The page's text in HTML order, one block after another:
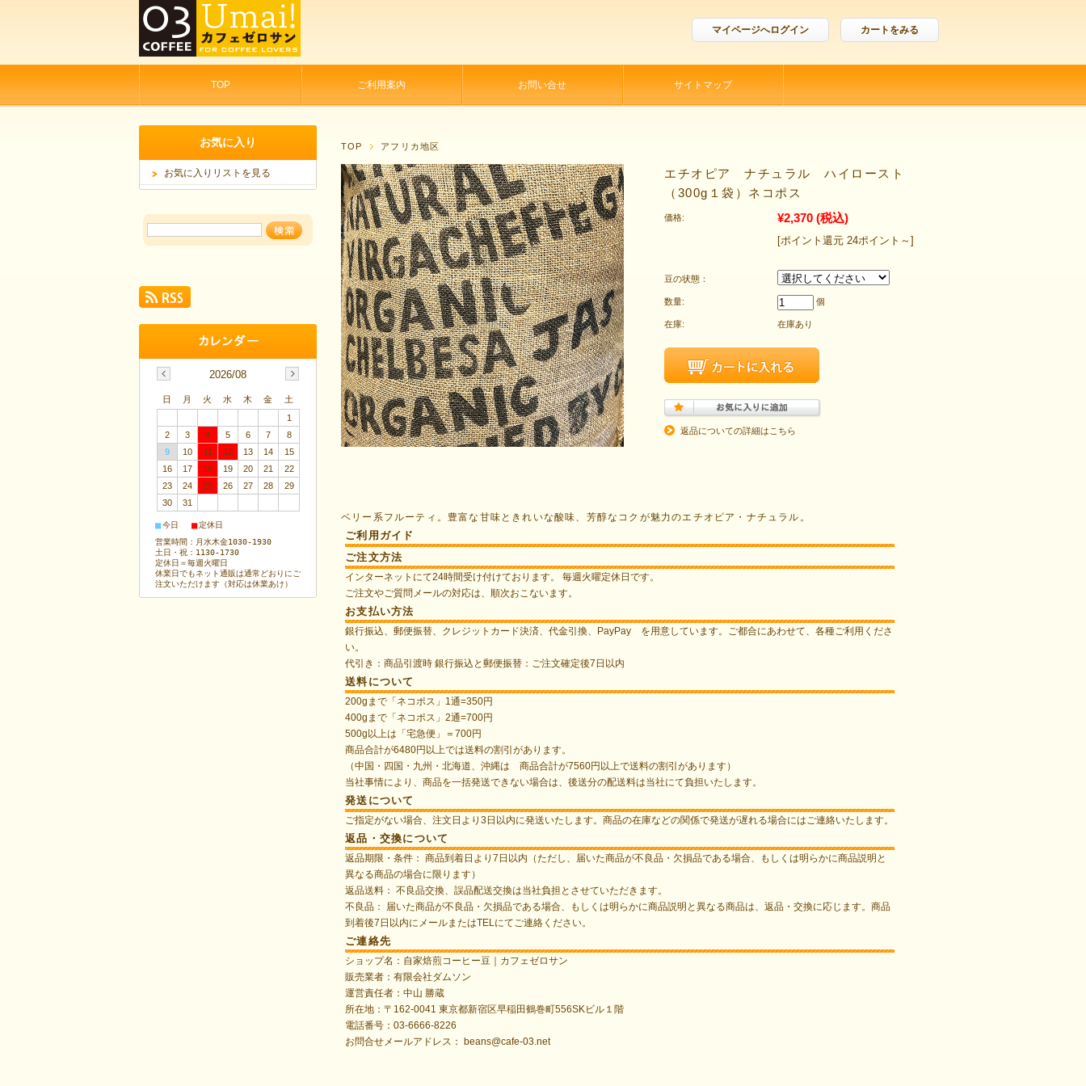
マイページへログイン カートをみる
TOP ご利用案内 お問い合せ サイトマップ
TOP アフリカ地区
エチオピア ナチュラル ハイロースト
（300g１袋）ネコポス
価格: ¥2,370 (税込)
[ポイント還元 24ポイント～]
豆の状態：
数量: 個
在庫: 在庫あり
返品についての詳細はこちら
ベリー系フルーティ。豊富な甘味ときれいな酸味、芳醇なコクが魅力のエチオピア・ナチュラル。
ご利用ガイド
ご注文方法
インターネットにて24時間受け付けております。 毎週火曜定休日です。
ご注文やご質問メールの対応は、順次おこないます。
お支払い方法
銀行振込、郵便振替、クレジットカード決済、代金引換、PayPay を用意しています。ご都合にあわせて、各種ご利用くださ
い。
代引き：商品引渡時 銀行振込と郵便振替：ご注文確定後7日以内
送料について
200gまで「ネコポス」1通=350円
400gまで「ネコポス」2通=700円
500g以上は「宅急便」＝700円
商品合計が6480円以上では送料の割引があります。
（中国・四国・九州・北海道、沖縄は 商品合計が7560円以上で送料の割引があります）
当社事情により、商品を一括発送できない場合は、後送分の配送料は当社にて負担いたします。
発送について
ご指定がない場合、注文日より3日以内に発送いたします。商品の在庫などの関係で発送が遅れる場合にはご連絡いたします。
返品・交換について
返品期限・条件： 商品到着日より7日以内（ただし、届いた商品が不良品・欠損品である場合、もしくは明らかに商品説明と
異なる商品の場合に限ります）
返品送料： 不良品交換、誤品配送交換は当社負担とさせていただきます。
不良品： 届いた商品が不良品・欠損品である場合、もしくは明らかに商品説明と異なる商品は、返品・交換に応じます。商品
到着後7日以内にメールまたはTELにてご連絡ください。
ご連絡先
ショップ名：自家焙煎コーヒー豆｜カフェゼロサン
販売業者：有限会社ダムソン
運営責任者：中山 勝蔵
所在地：〒162-0041 東京都新宿区早稲田鶴巻町556SKビル１階
電話番号：03-6666-8226
お問合せメールアドレス： beans@cafe-03.net
お気に入り
お気に入りリストを見る
2026/08
日 月 火 水 木 金
土
1
2
3 4 5 6 7
8
9
10 11 12 13 14
15
16
17 18 19 20 21
22
23
24 25 26 27 28
29
30
31
■今日 ■定休日
営業時間：月水木金1030-1930
土日・祝：1130-1730
定休日＝毎週火曜日
休業日でもネット通販は通常どおりにご
注文いただけます（対応は休業あけ）